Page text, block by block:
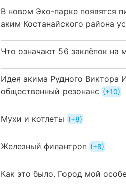
В новом Эко-парке появятся
аким Костанайского района
Что означают 56 заклёпок на
Идея акима Рудного Виктора
общественный резонанс
+10
Мухи и котлеты +8
Железный филантроп +8
Как это было. Город мой